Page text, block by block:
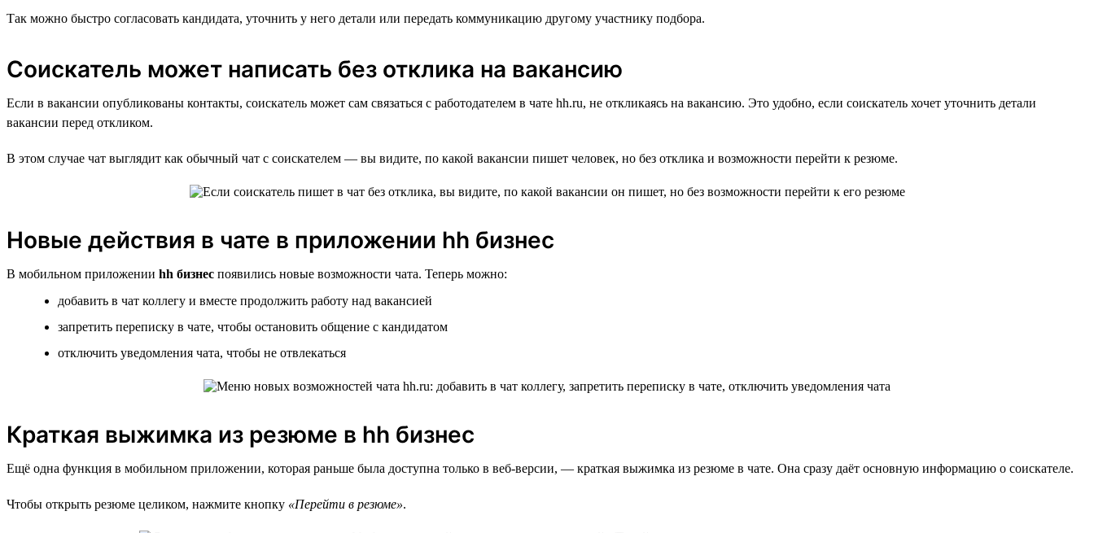
Так можно быстро согласовать кандидата, уточнить у него детали или передать коммуникацию другому участнику подбора.
Соискатель может написать без отклика на вакансию
Если в вакансии опубликованы контакты, соискатель может сам связаться с работодателем в чате hh.ru, не откликаясь на вакансию. Это удобно, если соискатель хочет уточнить детали
вакансии перед откликом.
В этом случае чат выглядит как обычный чат с соискателем — вы видите, по какой вакансии пишет человек, но без отклика и возможности перейти к резюме.
Новые действия в чате в приложении hh бизнес
В мобильном приложении hh бизнес появились новые возможности чата. Теперь можно:
добавить в чат коллегу и вместе продолжить работу над вакансией
запретить переписку в чате, чтобы остановить общение с кандидатом
отключить уведомления чата, чтобы не отвлекаться
Краткая выжимка из резюме в hh бизнес
Ещё одна функция в мобильном приложении, которая раньше была доступна только в веб-версии, — краткая выжимка из резюме в чате. Она сразу даёт основную информацию о соискателе.
Чтобы открыть резюме целиком, нажмите кнопку «Перейти в резюме».